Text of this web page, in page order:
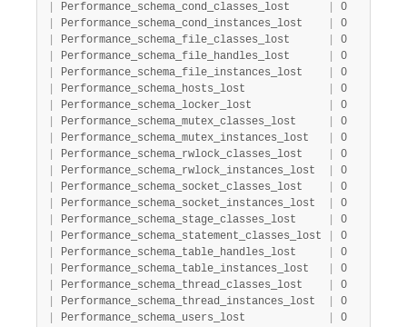
Performance_schema_cond_classes_lost 0
Performance_schema_cond_instances_lost 0
Performance_schema_file_classes_lost 0
Performance_schema_file_handles_lost 0
Performance_schema_file_instances_lost 0
Performance_schema_hosts_lost 0
Performance_schema_locker_lost 0
Performance_schema_mutex_classes_lost 0
Performance_schema_mutex_instances_lost 0
Performance_schema_rwlock_classes_lost 0
Performance_schema_rwlock_instances_lost 0
Performance_schema_socket_classes_lost 0
Performance_schema_socket_instances_lost 0
Performance_schema_stage_classes_lost 0
Performance_schema_statement_classes_lost 0
Performance_schema_table_handles_lost 0
Performance_schema_table_instances_lost 0
Performance_schema_thread_classes_lost 0
Performance_schema_thread_instances_lost 0
Performance_schema_users_lost 0